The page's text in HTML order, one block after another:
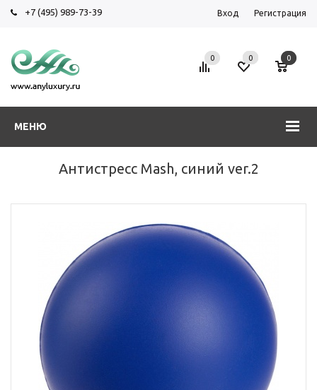
+7 (495) 989-73-39 Вход Регистрация
МЕНЮ
0 0 0
Антистресс Mash, синий ver.2